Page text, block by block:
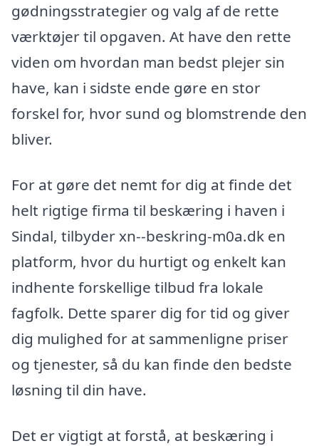
gødningsstrategier og valg af de rette
værktøjer til opgaven. At have den rette
viden om hvordan man bedst plejer sin
have, kan i sidste ende gøre en stor
forskel for, hvor sund og blomstrende den
bliver.
For at gøre det nemt for dig at finde det
helt rigtige firma til beskæring i haven i
Sindal, tilbyder xn--beskring-m0a.dk en
platform, hvor du hurtigt og enkelt kan
indhente forskellige tilbud fra lokale
fagfolk. Dette sparer dig for tid og giver
dig mulighed for at sammenligne priser
og tjenester, så du kan finde den bedste
løsning til din have.
Det er vigtigt at forstå, at beskæring i